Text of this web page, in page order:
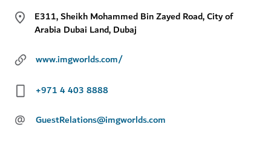
E311, Sheikh Mohammed Bin Zayed Road, City of
Arabia Dubai Land, Dubaj
www.imgworlds.com/
+971 4 403 8888
@ GuestRelations@imgworlds.com